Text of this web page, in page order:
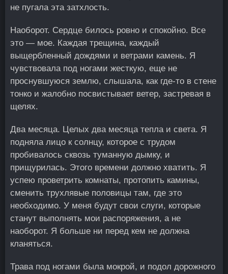
не пугала эта затхлость.
Наоборот. Сердце билось ровно и спокойно. Все
это — мое. Каждая трещина, каждый
выщербленный дождями и ветрами камень. Я
чувствовала под ногами жесткую, еще не
проснувшуюся землю, слышала, как где-то в стене
тонко и жалобно посвистывает ветер, застревая в
щелях.
Два месяца. Целых два месяца тепла и света. Я
подняла лицо к солнцу, которое с трудом
пробивалось сквозь туманную дымку, и
прищурилась. Этого времени должно хватить. Я
успею проветрить комнаты, протопить камины,
сменить трухлявые половицы там, где это
необходимо. У меня будут свои слуги, которые
станут выполнять мои распоряжения, а не
наоборот. Я больше ни перед кем не должна
кланяться.
Трава под ногами была мокрой, и подол дорожного